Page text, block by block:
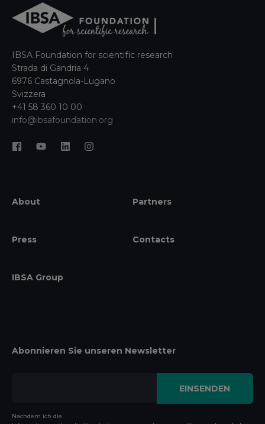
IBSA Foundation for scientific research
Strada di Gandria 4
6976 Castagnola-Lugano
Svizzera
+41 58 360 10 00
info@ibsafoundation.org
About Partners
Press Contacts
IBSA Group
Abonnieren Sie unseren Newsletter
Nachdem ich die